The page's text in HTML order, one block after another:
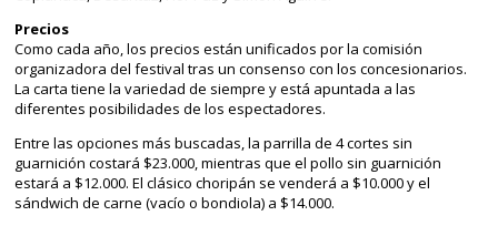
Precios
Como cada año, los precios están unificados por la comisión
organizadora del festival tras un consenso con los concesionarios.
La carta tiene la variedad de siempre y está apuntada a las
diferentes posibilidades de los espectadores.
Entre las opciones más buscadas, la parrilla de 4 cortes sin
guarnición costará $23.000, mientras que el pollo sin guarnición
estará a $12.000. El clásico choripán se venderá a $10.000 y el
sándwich de carne (vacío o bondiola) a $14.000.